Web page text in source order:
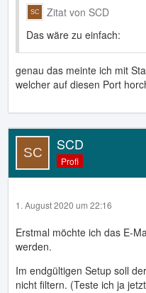
Zitat von SCD
Das wäre zu einfach:
genau das meinte ich mit
welcher auf diesen Port
SCD
Profi
1. August 2020 um 22:16
Erstmal möchte ich das E-
werden.
Im endgültigen Setup soll
nicht filtern. (Teste ich ja